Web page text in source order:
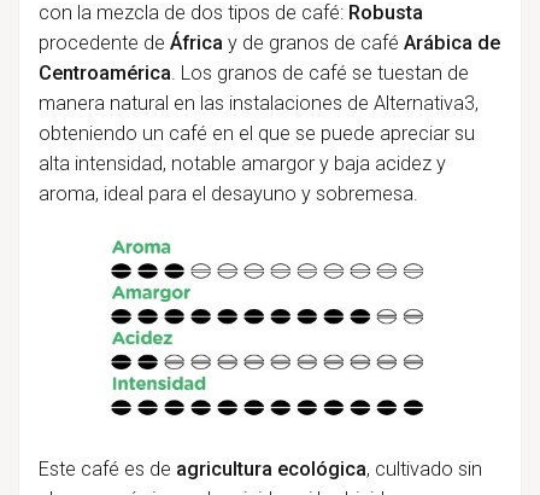
con la mezcla de dos tipos de café: Robusta
procedente de África y de granos de café Arábica de
Centroamérica. Los granos de café se tuestan de
manera natural en las instalaciones de Alternativa3,
obteniendo un café en el que se puede apreciar su
alta intensidad, notable amargor y baja acidez y
aroma, ideal para el desayuno y sobremesa.
Este café es de agricultura ecológica, cultivado sin